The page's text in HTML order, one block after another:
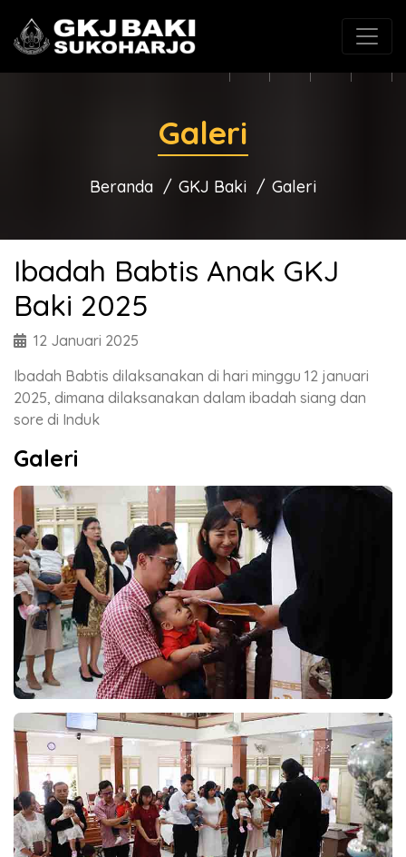
(0271) 625546 gkjbaki@gmail.com
Galeri
Beranda GKJ Baki Galeri
Ibadah Babtis Anak GKJ
Baki 2025
12 Januari 2025
Ibadah Babtis dilaksanakan di hari minggu 12 januari
2025, dimana dilaksanakan dalam ibadah siang dan
sore di Induk
Galeri